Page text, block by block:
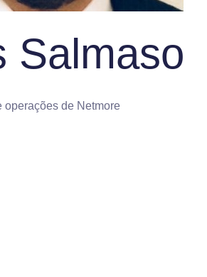
Salmaso
operações de Netmore